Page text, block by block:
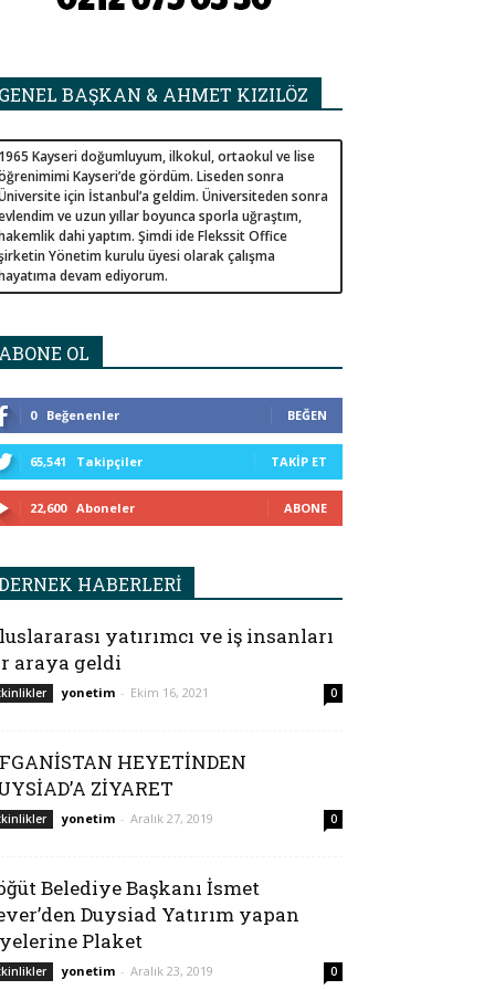
GENEL BAŞKAN & AHMET KIZILÖZ
1965 Kayseri doğumluyum, ilkokul, ortaokul ve lise
Kayseri’de gördüm. Liseden sonra
için İstanbul’a geldim. Üniversiteden sonra
ve uzun yıllar boyunca sporla uğraştım,
dahi yaptım. Şimdi ide Flekssit Office
Yönetim kurulu üyesi olarak çalışma
devam ediyorum.
ABONE OL
0 Beğenenler BEĞEN
65,541 Takipçiler TAKIP ET
22,600 Aboneler ABONE
HABERLERİ
yatırımcı ve iş insanları
araya geldi
yonetim - Ekim 16, 2021 0
HEYETİNDEN
ZİYARET
yonetim - Aralık 27, 2019 0
Belediye Başkanı İsmet
Duysiad Yatırım yapan
Plaket
yonetim - Aralık 23, 2019 0